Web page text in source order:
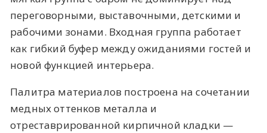
переговорными, выставочными, детскими и
рабочими зонами. Входная группа работает
как гибкий буфер между ожиданиями гостей и
новой функцией интерьера.
Палитра материалов построена на сочетании
медных оттенков металла и
отреставрированной кирпичной кладки —